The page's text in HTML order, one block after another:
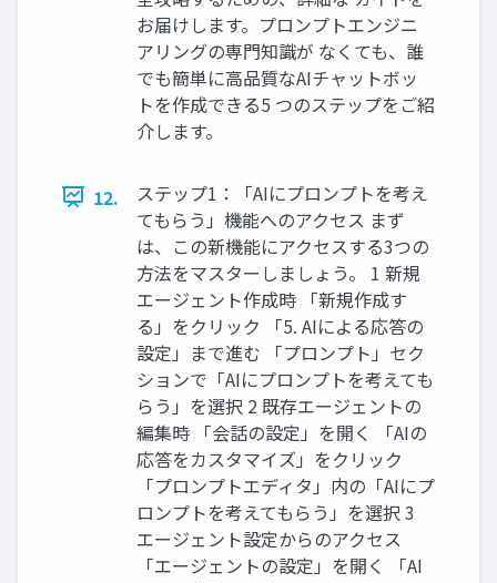
お届けします。プロンプトエンジニ
アリングの専門知識が なくても、誰
でも簡単に高品質なAIチャットボッ
トを作成できる5 つのステップをご紹
介します。
12.
ステップ1：「AIにプロンプトを考え
てもらう」機能へのアクセス まず
は、この新機能にアクセスする3つの
方法をマスターしましょう。 1 新規
エージェント作成時 「新規作成す
る」をクリック 「5. AIによる応答の
設定」まで進む 「プロンプト」セク
ションで「AIにプロンプトを考えても
らう」を選択 2 既存エージェントの
編集時 「会話の設定」を開く 「AIの
応答をカスタマイズ」をクリック
「プロンプトエディタ」内の「AIにプ
ロンプトを考えてもらう」を選択 3
エージェント設定からのアクセス
「エージェントの設定」を開く 「AI